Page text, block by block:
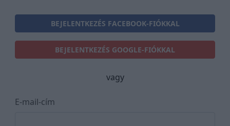
BEJELENTKEZÉS FACEBOOK-FIÓKKAL
BEJELENTKEZÉS GOOGLE-FIÓKKAL
vagy
E-mail-cím